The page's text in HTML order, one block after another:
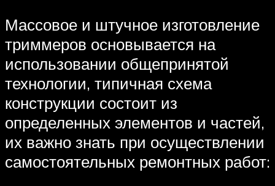
Массовое и штучное изготовление
триммеров основывается на
использовании общепринятой
технологии, типичная схема
конструкции состоит из
определенных элементов и частей,
их важно знать при осуществлении
самостоятельных ремонтных работ: